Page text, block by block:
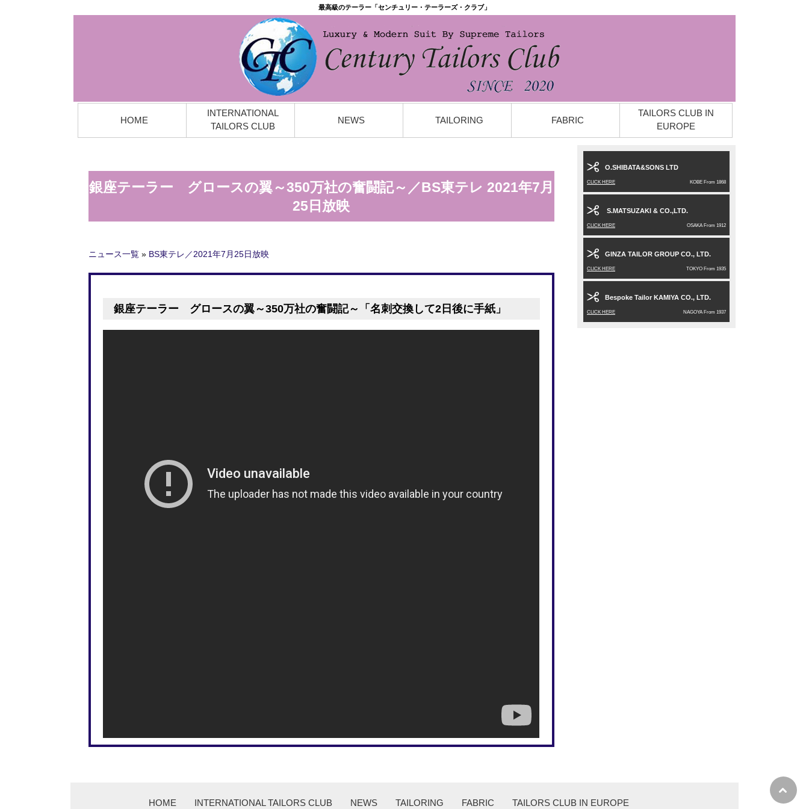
最高級のテーラー「センチュリー・テーラーズ・クラブ」
HOME
INTERNATIONAL
TAILORS CLUB
NEWS TAILORING FABRIC
TAILORS CLUB IN
EUROPE
銀座テーラー グロースの翼～350万社の奮闘記～／BS東テレ 2021年7月
25日放映
ニュース一覧 » BS東テレ／2021年7月25日放映
銀座テーラー グロースの翼～350万社の奮闘記～「名刺交換して2日後に手紙」
O.SHIBATA&SONS LTD
CLICK HERE KOBE From 1868
S.MATSUZAKI & CO.,LTD.
CLICK HERE OSAKA From 1912
GINZA TAILOR GROUP CO., LTD.
CLICK HERE TOKYO From 1935
Bespoke Tailor KAMIYA CO., LTD.
CLICK HERE NAGOYA From 1937
HOME INTERNATIONAL TAILORS CLUB NEWS TAILORING FABRIC TAILORS CLUB IN EUROPE